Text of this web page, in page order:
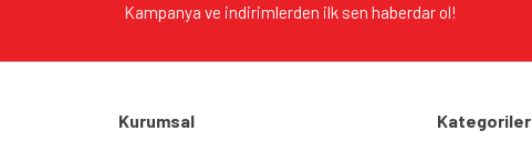
Kampanya ve indirimlerden ilk sen haberdar ol!
Kurumsal Kategoriler